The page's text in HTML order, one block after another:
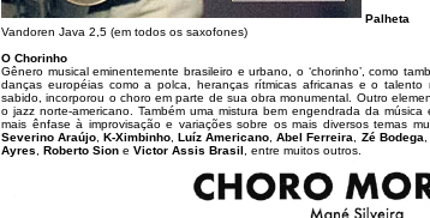
Palheta
Vandoren Java 2,5 (em todos os saxofones)
O Chorinho
Gênero musical eminentemente brasileiro e urbano, o ‘chorinho’, como
danças européias como a polca, heranças rítmicas africanas e o
sabido, incorporou o choro em parte de sua obra monumental. Outro
o jazz norte-americano. Também uma mistura bem engendrada da
mais ênfase à improvisação e variações sobre os mais diversos temas
Severino Araújo ,K-Ximbinho ,Luíz Americano ,Abel Ferreira Zé Bodega
Ayres
Roberto Sion e Victor Assis Brasil , entre muitos outros.